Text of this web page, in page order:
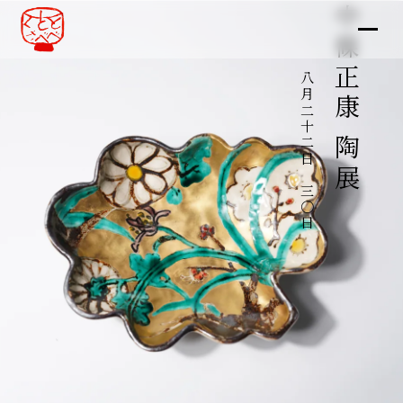
中條正康 陶展
八月二十二日～三〇日